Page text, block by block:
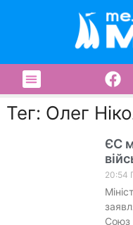
Тег: Олег
ЄС
20:54
Союз